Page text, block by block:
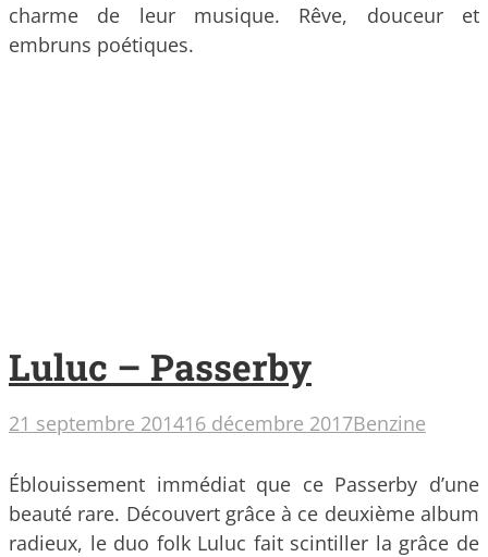
charme de leur musique. Rêve, douceur et
embruns poétiques.
Luluc – Passerby
21 septembre 201416 décembre 2017Benzine
Éblouissement immédiat que ce Passerby d’une
beauté rare. Découvert grâce à ce deuxième album
radieux, le duo folk Luluc fait scintiller la grâce de